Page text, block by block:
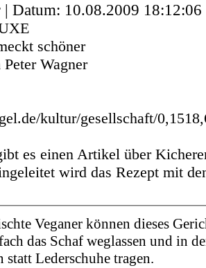
Datum: 10.08.2009 18:12:06
schöner
Wagner
kultur/gesellschaft/
es einen Artikel über
wird das Rezept mit
Veganer können dieses
das Schaf weglassen und in
statt Lederschuhe tragen.